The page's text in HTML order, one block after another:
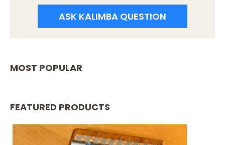
ASK KALIMBA QUESTION
MOST POPULAR
FEATURED PRODUCTS